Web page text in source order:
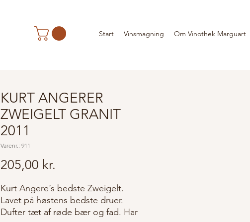
Start Vinsmagning Om Vinothek Marguart
KURT ANGERER
ZWEIGELT GRANIT
2011
Varenr.: 911
205,00 kr.
Kurt Angere´s bedste Zweigelt.
Lavet på høstens bedste druer.
Dufter tæt af røde bær og fad. Har